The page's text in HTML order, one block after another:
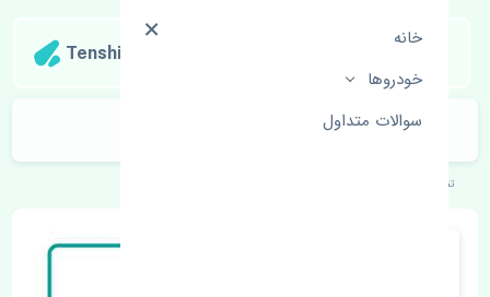
خانه
خودروها
سوالات متداول
Tenshipart
قرقری فرمان چپ پورشه 911 اصلی
تنشی‌پارت